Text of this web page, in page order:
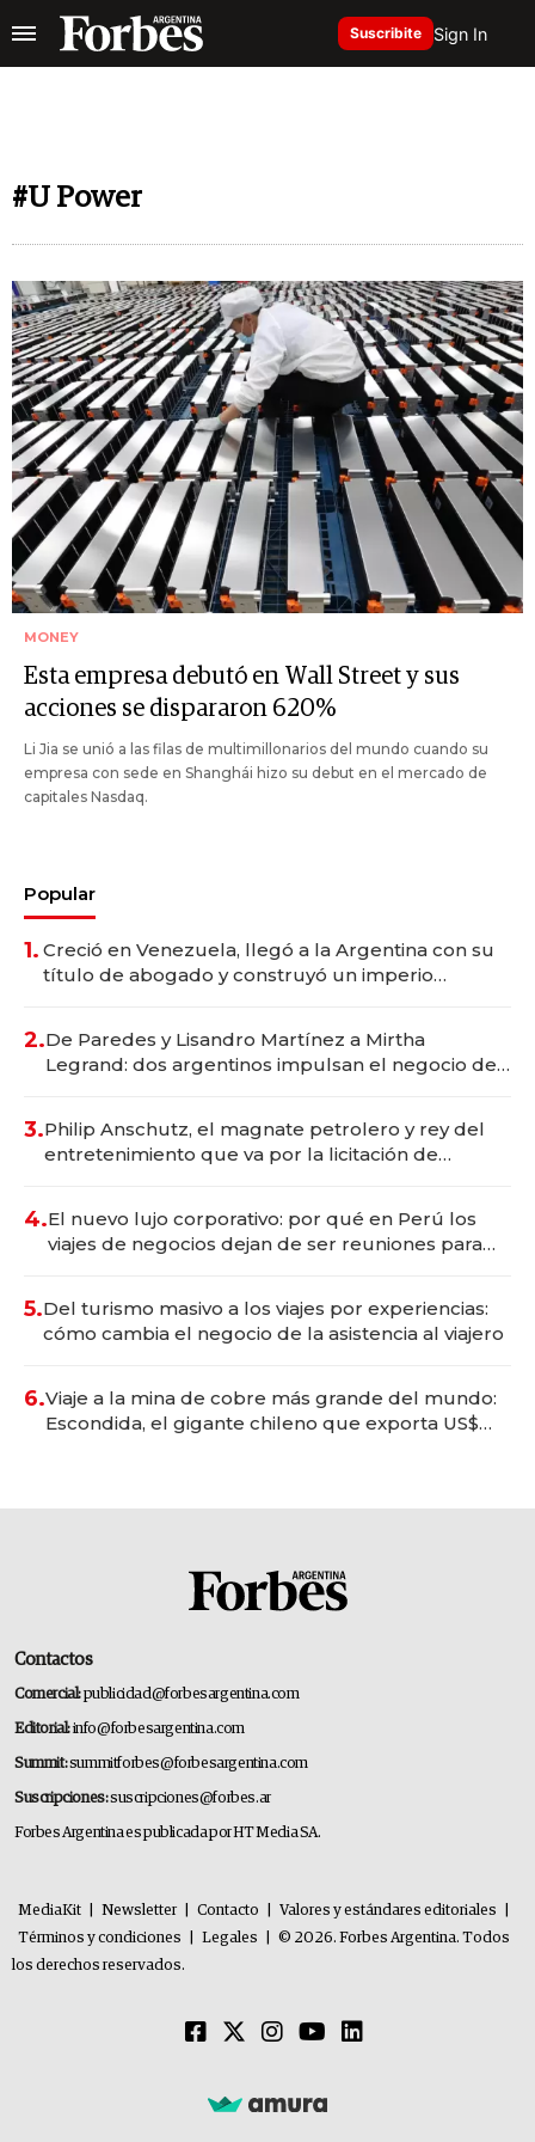
Suscribite Sign In
#U Power
MONEY
Esta empresa debutó en Wall Street y sus
acciones se dispararon 620%
Li Jia se unió a las filas de multimillonarios del mundo cuando su
empresa con sede en Shanghái hizo su debut en el mercado de
capitales Nasdaq.
Popular
1. Creció en Venezuela, llegó a la Argentina con su
título de abogado y construyó un imperio
2.De Paredes y Lisandro Martínez a Mirtha
Legrand: dos argentinos impulsan el negocio del
3.Philip Anschutz, el magnate petrolero y rey del
entretenimiento que va por la licitación de
4.El nuevo lujo corporativo: por qué en Perú los
viajes de negocios dejan de ser reuniones para
5.Del turismo masivo a los viajes por experiencias:
cómo cambia el negocio de la asistencia al viajero
6.Viaje a la mina de cobre más grande del mundo:
Escondida, el gigante chileno que exporta US$
Contactos
Comercial:publicidad@forbesargentina.com
Editorial:info@forbesargentina.com
Summit:summitforbes@forbesargentina.com
Suscripciones:suscripciones@forbes.ar
Forbes Argentina es publicada por HT Media SA.
MediaKit Newsletter Contacto Valores y estándares editoriales
Términos y condiciones
Legales
© 2026. Forbes Argentina. Todos
los derechos reservados.